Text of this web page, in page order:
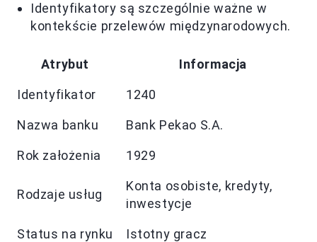
Identyfikatory są szczególnie ważne w
kontekście przelewów międzynarodowych.
Atrybut Informacja
Identyfikator 1240
Nazwa banku Bank Pekao S.A.
Rok założenia 1929
Rodzaje usług
Konta osobiste, kredyty,
inwestycje
Status na rynku Istotny gracz